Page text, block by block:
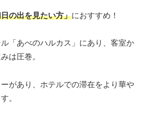
の出を見たい方」におすすめ！
「あべのハルカス」にあり、客室か
は圧巻。
があり、ホテルでの滞在をより華や
。